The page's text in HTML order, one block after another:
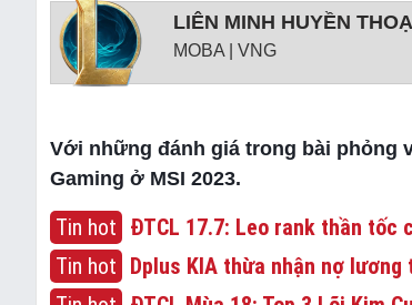
LIÊN MINH HUYỀN
MOBA | VNG
Với những đánh giá trong bài phỏng
Gaming ở MSI 2023.
Tin hot ĐTCL 17.7: Leo rank thần tốc
Tin hot Dplus KIA thừa nhận nợ lương